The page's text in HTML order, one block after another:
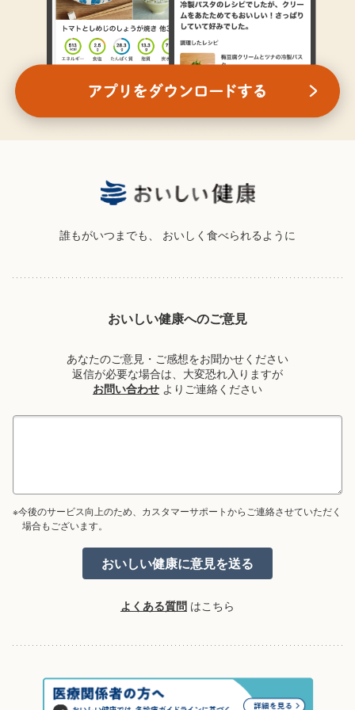
誰もがいつまでも、 おいしく食べられるように
おいしい健康へのご意見
あなたのご意見・ご感想をお聞かせください
返信が必要な場合は、大変恐れ入りますが
お問い合わせ よりご連絡ください
※今後のサービス向上のため、カスタマーサポートからご連絡させていただく
場合もございます。
よくある質問 はこちら